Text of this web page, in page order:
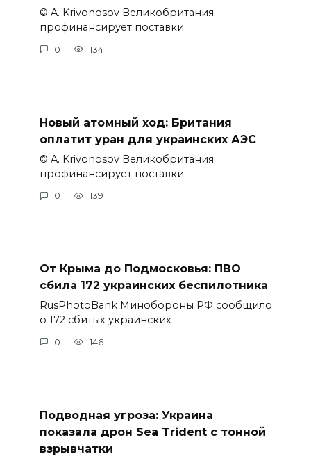
© A. Krivonosov Великобритания
профинансирует поставки
0 134
Новый атомный ход: Британия
оплатит уран для украинских АЭС
© A. Krivonosov Великобритания
профинансирует поставки
0 139
От Крыма до Подмосковья: ПВО
сбила 172 украинских беспилотника
RusPhotoBank Минобороны РФ сообщило
о 172 сбитых украинских
0 146
Подводная угроза: Украина
показала дрон Sea Trident с тонной
взрывчатки